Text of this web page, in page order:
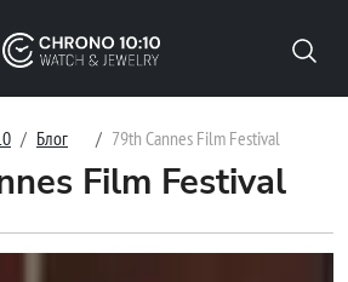
Блог 79th Cannes Film Festival
Film Festival